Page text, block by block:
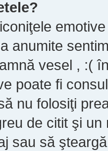
anumite
vesel , :(
poate fi
nu folosiţi
de citit şi
sau să